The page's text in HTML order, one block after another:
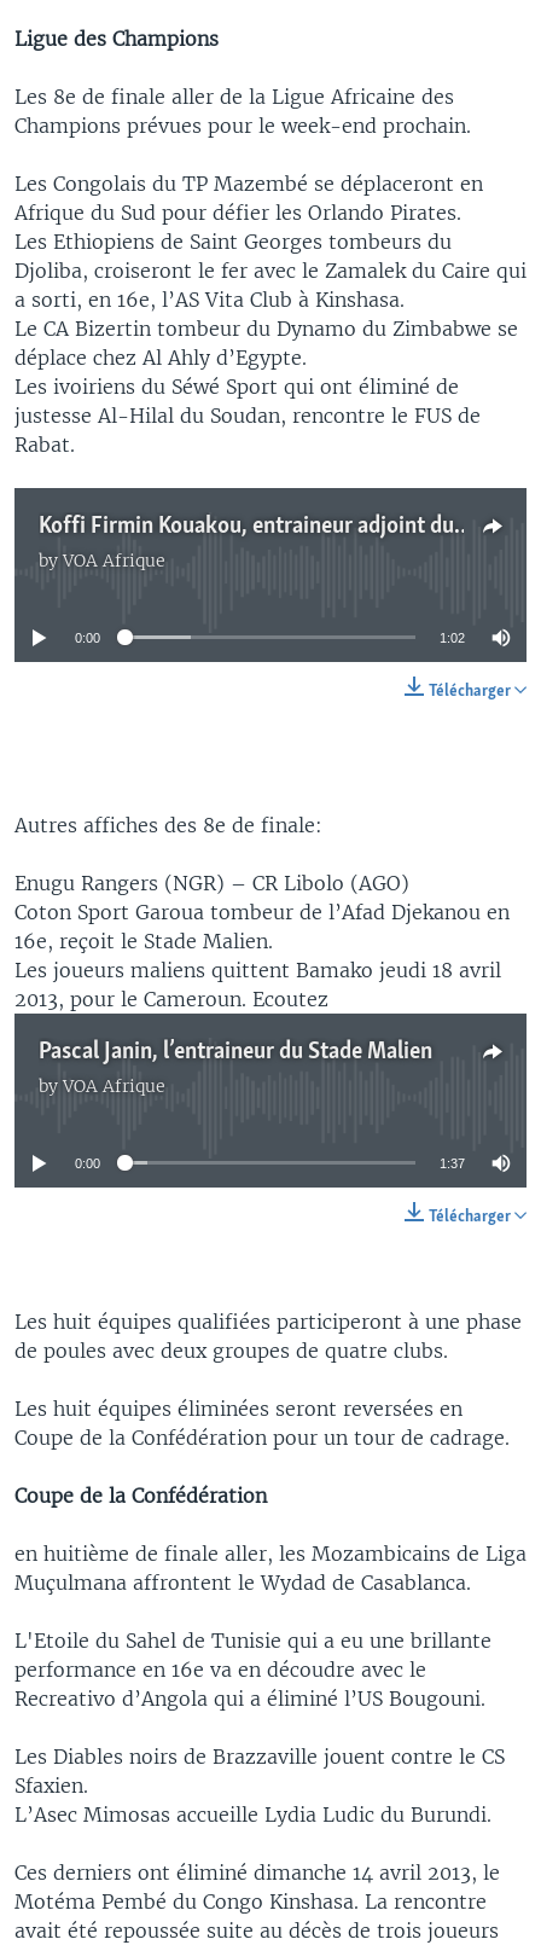
Ligue des Champions
Les 8e de finale aller de la Ligue Africaine des
Champions prévues pour le week-end prochain.
Les Congolais du TP Mazembé se déplaceront en
Afrique du Sud pour défier les Orlando Pirates.
Les Ethiopiens de Saint Georges tombeurs du
Djoliba, croiseront le fer avec le Zamalek du Caire qui
a sorti, en 16e, l’AS Vita Club à Kinshasa.
Le CA Bizertin tombeur du Dynamo du Zimbabwe se
déplace chez Al Ahly d’Egypte.
Les ivoiriens du Séwé Sport qui ont éliminé de
justesse Al-Hilal du Soudan, rencontre le FUS de
Rabat.
Koffi Firmin Kouakou, entraineur adjoint du Séwé Sport de San Pedro.
byVOA Afrique
No media source currently available
0:00 1:02
Télécharger
Autres affiches des 8e de finale:
Enugu Rangers (NGR) – CR Libolo (AGO)
Coton Sport Garoua tombeur de l’Afad Djekanou en
16e, reçoit le Stade Malien.
Les joueurs maliens quittent Bamako jeudi 18 avril
2013, pour le Cameroun. Ecoutez
Pascal Janin, l’entraineur du Stade Malien
byVOA Afrique
No media source currently available
0:00 1:37
Télécharger
Les huit équipes qualifiées participeront à une phase
de poules avec deux groupes de quatre clubs.
Les huit équipes éliminées seront reversées en
Coupe de la Confédération pour un tour de cadrage.
Coupe de la Confédération
en huitième de finale aller, les Mozambicains de Liga
Muçulmana affrontent le Wydad de Casablanca.
L'Etoile du Sahel de Tunisie qui a eu une brillante
performance en 16e va en découdre avec le
Recreativo d’Angola qui a éliminé l’US Bougouni.
Les Diables noirs de Brazzaville jouent contre le CS
Sfaxien.
L’Asec Mimosas accueille Lydia Ludic du Burundi.
Ces derniers ont éliminé dimanche 14 avril 2013, le
Motéma Pembé du Congo Kinshasa. La rencontre
avait été repoussée suite au décès de trois joueurs